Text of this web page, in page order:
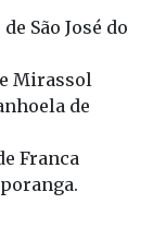
São José do
Mirassol
de
Franca